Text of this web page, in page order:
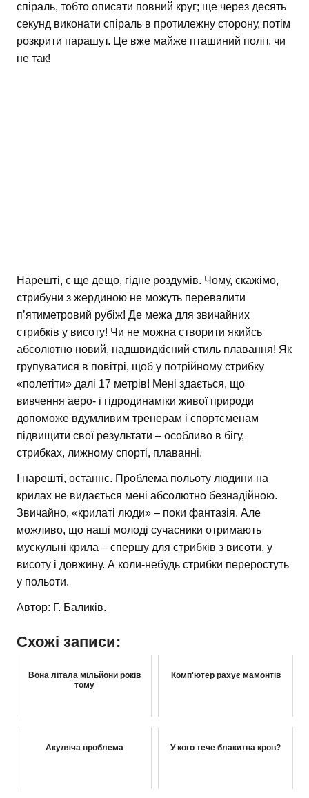
спіраль, тобто описати повний круг; ще через десять
секунд виконати спіраль в протилежну сторону, потім
розкрити парашут. Це вже майже пташиний політ, чи
не так!
Нарешті, є ще дещо, гідне роздумів. Чому, скажімо,
стрибуни з жердиною не можуть перевалити
п’ятиметровий рубіж! Де межа для звичайних
стрибків у висоту! Чи не можна створити якийсь
абсолютно новий, надшвидкісний стиль плавання! Як
групуватися в повітрі, щоб у потрійному стрибку
«полетіти» далі 17 метрів! Мені здається, що
вивчення аеро- і гідродинаміки живої природи
допоможе вдумливим тренерам і спортсменам
підвищити свої результати – особливо в бігу,
стрибках, лижному спорті, плаванні.
І нарешті, останнє. Проблема польоту людини на
крилах не видається мені абсолютно безнадійною.
Звичайно, «крилаті люди» – поки фантазія. Але
можливо, що наші молоді сучасники отримають
мускульні крила – спершу для стрибків з висоти, у
висоту і довжину. А коли-небудь стрибки переростуть
у польоти.
Автор: Г. Баликів.
Схожі записи:
Вона літала мільйони років
тому
Комп'ютер рахує мамонтів
Акуляча проблема У кого тече блакитна кров?